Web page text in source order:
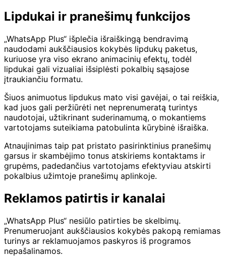
Lipdukai ir pranešimų funkcijos
„WhatsApp Plus“ išplečia išraiškingą bendravimą
naudodami aukščiausios kokybės lipdukų paketus,
kuriuose yra viso ekrano animacinių efektų, todėl
lipdukai gali vizualiai išsiplėsti pokalbių sąsajose
įtraukiančiu formatu.
Šiuos animuotus lipdukus mato visi gavėjai, o tai reiškia,
kad juos gali peržiūrėti net neprenumeratą turintys
naudotojai, užtikrinant suderinamumą, o mokantiems
vartotojams suteikiama patobulinta kūrybinė išraiška.
Atnaujinimas taip pat pristato pasirinktinius pranešimų
garsus ir skambėjimo tonus atskiriems kontaktams ir
grupėms, padedančius vartotojams efektyviau atskirti
pokalbius užimtoje pranešimų aplinkoje.
Reklamos patirtis ir kanalai
„WhatsApp Plus“ nesiūlo patirties be skelbimų.
Prenumeruojant aukščiausios kokybės pakopą remiamas
turinys ar reklamuojamos paskyros iš programos
nepašalinamos.